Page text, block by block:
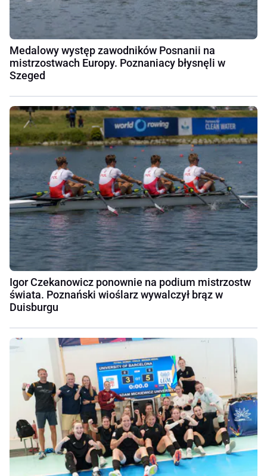
Medalowy występ zawodników Posnanii na
mistrzostwach Europy. Poznaniacy błysnęli w
Szeged
Igor Czekanowicz ponownie na podium mistrzostw
świata. Poznański wioślarz wywalczył brąz w
Duisburgu